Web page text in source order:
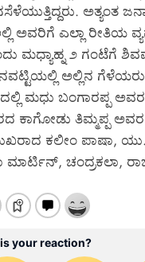
ಅತ್ಯಂತ
ಅವರಿಗೆ ಎಲ್ಲಾ ರೀತಿಯ
ಮಧ್ಯಾಹ್ನ ೨ ಗಂಟೆಗೆ
ಅಲ್ಲಿನ
ಮಧು ಬಂಗಾರಪ್ಪ ಅವರ
ಕಾಗೋಡು ತಿಮ್ಮಪ್ಪ
ಕಲೀಂ ಪಾಷಾ,
ಮಾರ್ಟಿನ್, ಚಂದ್ರಕಲಾ,